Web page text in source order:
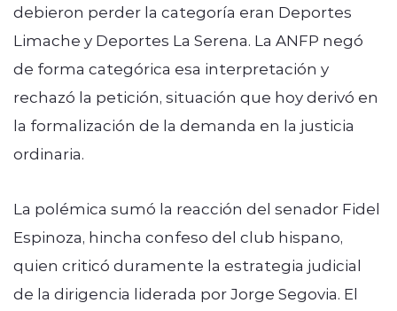
debieron perder la categoría eran Deportes
Limache y Deportes La Serena. La ANFP negó
de forma categórica esa interpretación y
rechazó la petición, situación que hoy derivó en
la formalización de la demanda en la justicia
ordinaria.
La polémica sumó la reacción del senador Fidel
Espinoza, hincha confeso del club hispano,
quien criticó duramente la estrategia judicial
de la dirigencia liderada por Jorge Segovia. El